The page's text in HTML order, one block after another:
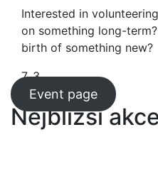
Interested in
on something long-
birth of something new?
7. 3.
Event page
Nejbližší